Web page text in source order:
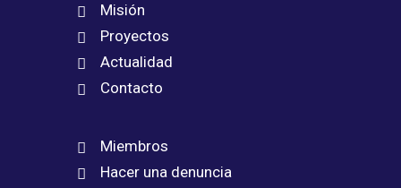
Misión
Proyectos
Actualidad
Contacto
Miembros
Hacer una denuncia